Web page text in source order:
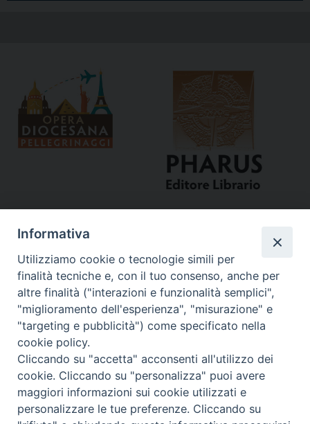
Curia
Via del Seminario, 61 - 57122 Livorno LI
Tel. 0586 276211
Fax 0586 276243
segreve@livorno.chiesacattolica.it
Informativa
Utilizziamo cookie o tecnologie simili per
finalità tecniche e, con il tuo consenso, anche per
altre finalità ("interazioni e funzionalità semplici",
"miglioramento dell'esperienza", "misurazione" e
"targeting e pubblicità") come specificato nella
cookie policy.
Cliccando su "accetta" acconsenti all'utilizzo dei
cookie. Cliccando su "personalizza" puoi avere
maggiori informazioni sui cookie utilizzati e
personalizzare le tue preferenze. Cliccando su